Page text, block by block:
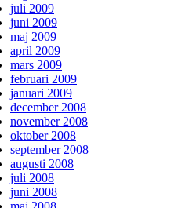
juli 2009
juni 2009
maj 2009
april 2009
mars 2009
februari 2009
januari 2009
december 2008
november 2008
oktober 2008
september 2008
augusti 2008
juli 2008
juni 2008